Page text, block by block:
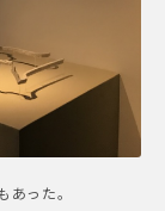
あった。